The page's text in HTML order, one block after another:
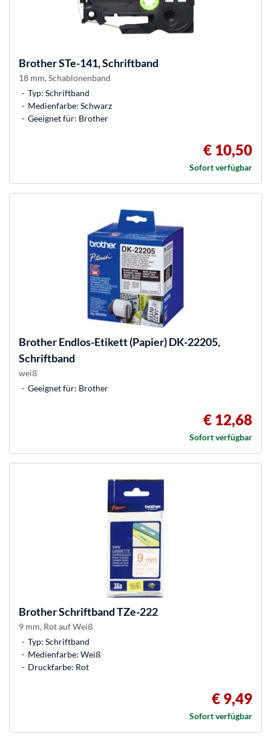
BrotherSTe-141, Schriftband
18 mm, Schablonenband
Typ: Schriftband
Medienfarbe: Schwarz
Geeignet für: Brother
€ 10,50
Sofort verfügbar
BrotherEndlos-Etikett (Papier) DK-22205,
Schriftband
weiß
Geeignet für: Brother
€ 12,68
Sofort verfügbar
BrotherSchriftband TZe-222
9 mm, Rot auf Weiß
Typ: Schriftband
Medienfarbe: Weiß
Druckfarbe: Rot
€ 9,49
Sofort verfügbar